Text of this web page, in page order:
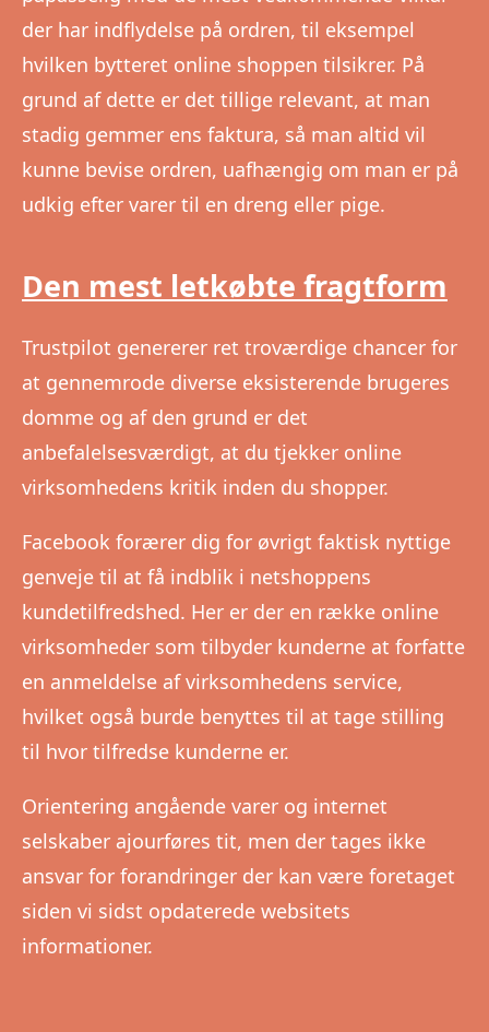
der har indflydelse på ordren, til eksempel
hvilken bytteret online shoppen tilsikrer. På
grund af dette er det tillige relevant, at man
stadig gemmer ens faktura, så man altid vil
kunne bevise ordren, uafhængig om man er på
udkig efter varer til en dreng eller pige.
Den mest letkøbte fragtform
Trustpilot genererer ret troværdige chancer for
at gennemrode diverse eksisterende brugeres
domme og af den grund er det
anbefalelsesværdigt, at du tjekker online
virksomhedens kritik inden du shopper.
Facebook forærer dig for øvrigt faktisk nyttige
genveje til at få indblik i netshoppens
kundetilfredshed. Her er der en række online
virksomheder som tilbyder kunderne at forfatte
en anmeldelse af virksomhedens service,
hvilket også burde benyttes til at tage stilling
til hvor tilfredse kunderne er.
Orientering angående varer og internet
selskaber ajourføres tit, men der tages ikke
ansvar for forandringer der kan være foretaget
siden vi sidst opdaterede websitets
informationer.